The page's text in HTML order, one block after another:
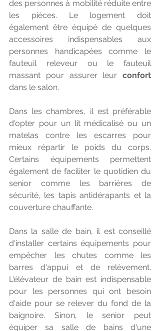
des personnes à mobilité réduite entre
les pièces. Le logement doit
également être équipé de quelques
accessoires indispensables aux
personnes handicapées comme le
fauteuil releveur ou le fauteuil
massant pour assurer leur confort
dans le salon.
Dans les chambres, il est préférable
d'opter pour un lit médicalisé ou un
matelas contre les escarres pour
mieux répartir le poids du corps.
Certains équipements permettent
également de faciliter le quotidien du
senior comme les barrières de
sécurité, les tapis antidérapants et la
couverture chauffante.
Dans la salle de bain, il est conseillé
d'installer certains équipements pour
empêcher les chutes comme les
barres d'appui et de relèvement.
L'élévateur de bain est indispensable
pour les personnes qui ont besoin
d'aide pour se relever du fond de la
baignoire. Sinon, le senior peut
équiper sa salle de bains d'une